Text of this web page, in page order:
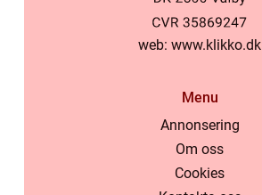
web: www.klikko.dk
Menu
Annonsering
Om oss
Cookies